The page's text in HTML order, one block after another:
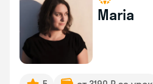
Maria